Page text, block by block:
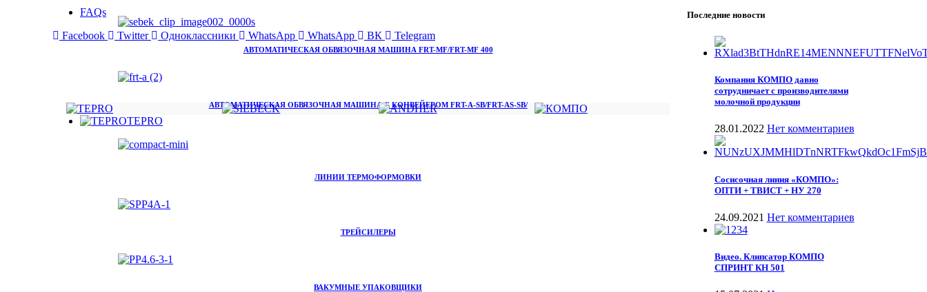
FAQs
Facebook
Twitter Одноклассники WhatsApp WhatsApp ВК Telegram
АВТОМАТИЧЕСКАЯ ОБВЯЗОЧНАЯ МАШИНА FRT-MF/FRT-MF 400
АВТОМАТИЧЕСКАЯ ОБВЯЗОЧНАЯ МАШИНА С КОНВЕЙЕРОМ FRT-A-SB/FRT-AS-SB/
TEPRO
ЛИНИИ ТЕРМОФОРМОВКИ
ТРЕЙСИЛЕРЫ
ВАКУМНЫЕ УПАКОВЩИКИ
Последние новости
Компания КОМПО давно
сотрудничает с производителями
молочной продукции
28.01.2022 Нет комментариев
Сосисочная линия «КОМПО»:
ОПТИ + ТВИСТ + НУ 270
24.09.2021 Нет комментариев
Видео. Клипсатор КОМПО
СПРИНТ КН 501